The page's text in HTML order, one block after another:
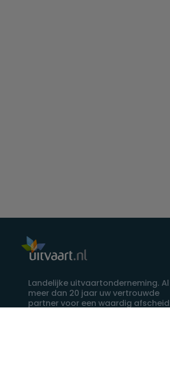
Landelijke uitvaartonderneming. Al
meer dan 20 jaar uw vertrouwde
partner voor een waardig